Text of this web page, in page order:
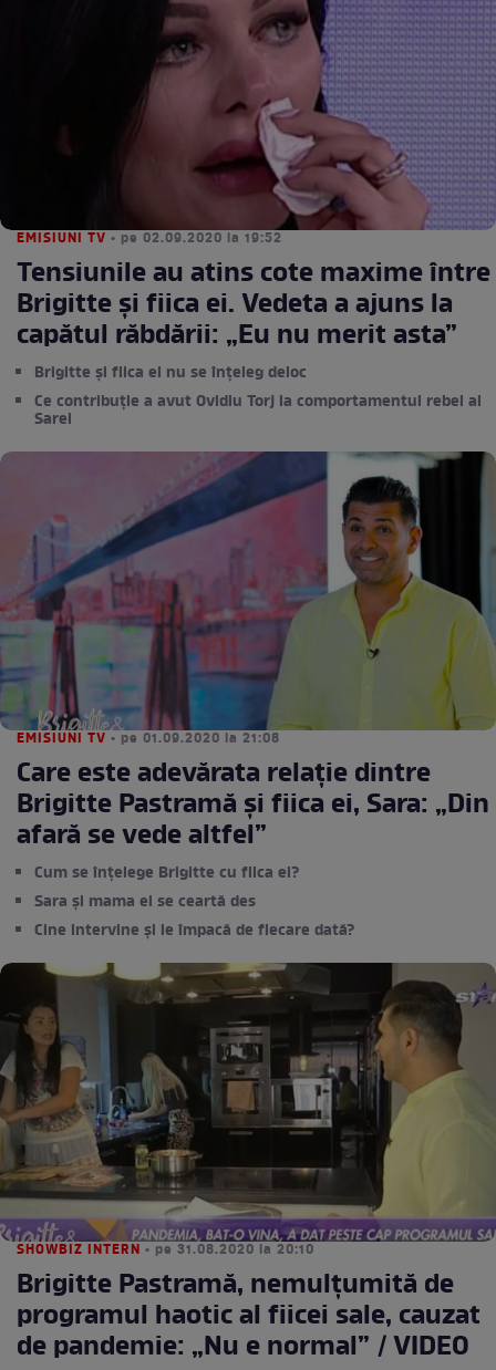
EMISIUNI TV • pe 02.09.2020 la 19:52
Tensiunile au atins cote maxime între
Brigitte și fiica ei. Vedeta a ajuns la
capătul răbdării: „Eu nu merit asta”
Brigitte și fiica ei nu se înțeleg deloc
Ce contribuție a avut Ovidiu Torj la comportamentul rebel al
Sarei
EMISIUNI TV • pe 01.09.2020 la 21:08
Care este adevărata relație dintre
Brigitte Pastramă și fiica ei, Sara: „Din
afară se vede altfel”
Cum se înțelege Brigitte cu fiica ei?
Sara și mama ei se ceartă des
Cine intervine și le împacă de fiecare dată?
SHOWBIZ INTERN • pe 31.08.2020 la 20:10
Brigitte Pastramă, nemulțumită de
programul haotic al fiicei sale, cauzat
de pandemie: „Nu e normal” / VIDEO